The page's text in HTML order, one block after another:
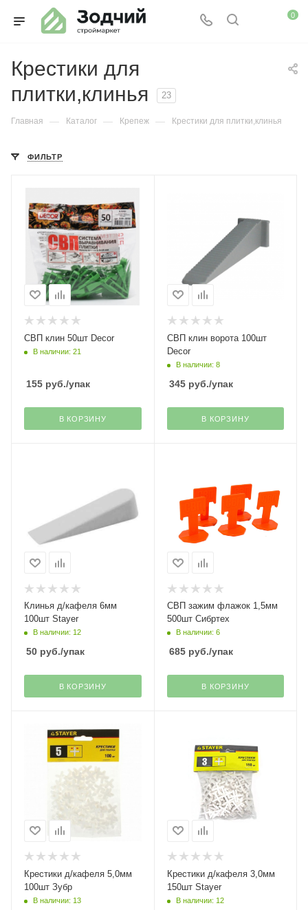
0
Крестики для
плитки,клинья
23
Главная — Каталог — Крепеж — Крестики для плитки,клинья
ФИЛЬТР
СВП клин 50шт Decor
В наличии: 21
155 руб./упак
В КОРЗИНУ
СВП клин ворота 100шт
Decor
В наличии: 8
345руб./упак
В КОРЗИНУ
Клинья д/кафеля 6мм
100шт Stayer
В наличии: 12
50 руб./упак
В КОРЗИНУ
СВП зажим флажок 1,5мм
500шт Сибртех
В наличии: 6
685руб./упак
В КОРЗИНУ
Крестики д/кафеля 5,0мм
100шт Зубр
В наличии: 13
Крестики д/кафеля 3,0мм
150шт Stayer
В наличии: 12